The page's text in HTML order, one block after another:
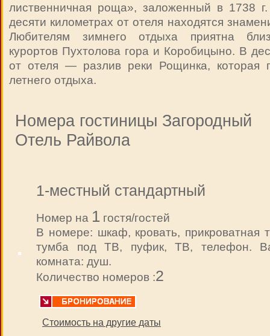
лиственничная роща», заложенный в 1738
десяти километрах от отеля находятся
Любителям зимнего отдыха приятна
курортов Пухтолова гора и Коробицыно. В
от отеля — разлив реки Рощинка, которая
летнего отдыха.
Номера гостиницы Загородный
Отель Райвола
1-местный стандартный
Номер на 1 гостя/гостей
В номере: шкаф, кровать, прикроватная
тумба под ТВ, пуфик, ТВ, телефон.
комната: душ.
Количество номеров :2
Стоимость на другие даты